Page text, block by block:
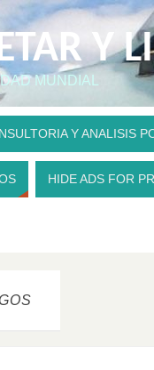
Y
MUNDIAL
Y ANALISIS
HIDE ADS FOR